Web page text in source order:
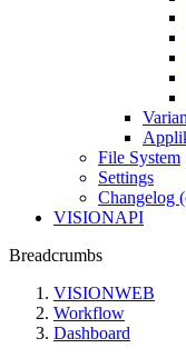
File System
Settings
Changelog
VISIONAPI
Breadcrumbs
VISIONWEB
Workflow
Dashboard